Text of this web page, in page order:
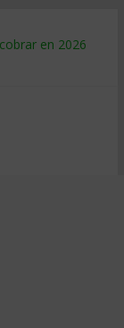
en 2026
caro
a tiempo
qué hacer
y venderle